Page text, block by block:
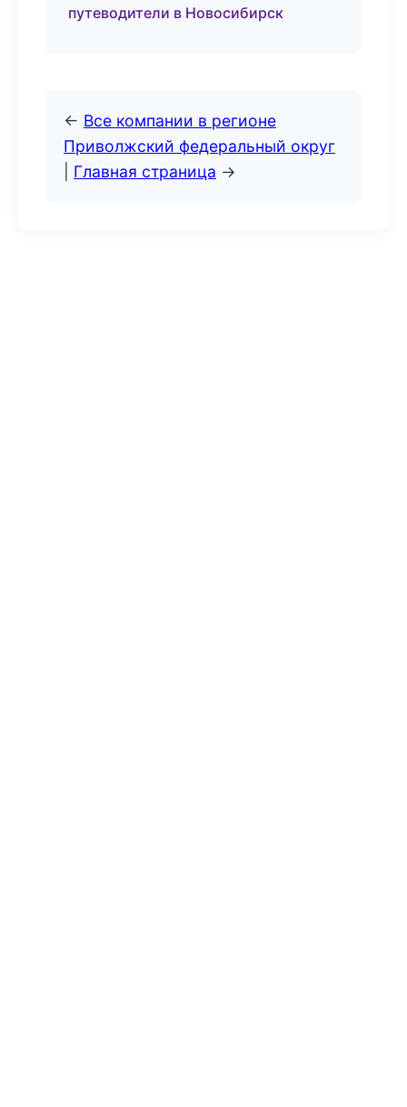
путеводители в Новосибирск
← Все компании в регионе
Приволжский федеральный округ
Главная страница →